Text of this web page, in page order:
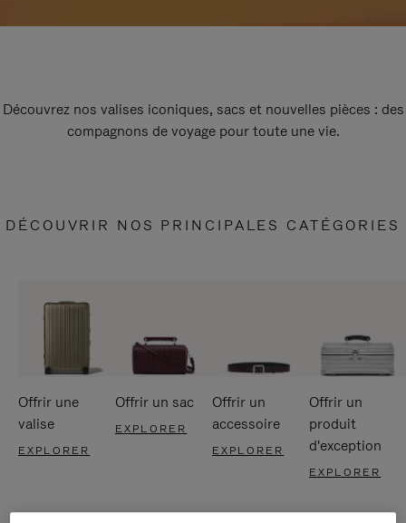
Découvrez nos valises iconiques, sacs et nouvelles pièces : des
compagnons de voyage pour toute une vie.
DÉCOUVRIR NOS PRINCIPALES CATÉGORIES
Offrir une
valise
EXPLORER
Offrir un sac
EXPLORER
Offrir un
accessoire
EXPLORER
Offrir un
produit
d'exception
EXPLORER